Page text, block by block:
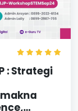
: Strategi